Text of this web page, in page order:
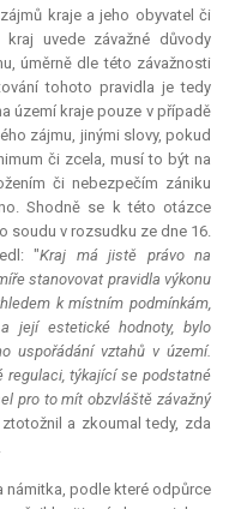
kraje a jeho obyvatel či
uvede závažné důvody
úměrně dle této závažnosti
tohoto pravidla je tedy
území kraje pouze v případě
zájmu, jinými slovy, pokud
či zcela, musí to být na
či nebezpečím zániku
Shodně se k této otázce
soudu v rozsudku ze dne 16.
"Kraj má jistě právo na
stanovovat pravidla výkonu
k místním podmínkám,
její estetické hodnoty, bylo
uspořádání vztahů v území.
regulaci, týkající se podstatné
pro to mít obzvláště závažný
a zkoumal tedy, zda
námitka, podle které odpůrce